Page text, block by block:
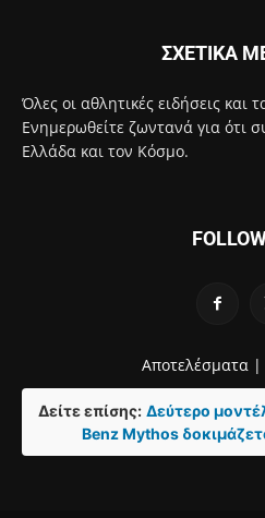
ΣΧΕΤΙΚΑ
Όλες οι αθλητικές ειδήσεις και
Ενημερωθείτε ζωντανά για ότι
Ελλάδα και τον Κόσμο.
Αποτελέσματα |
Δείτε επίσης: Δεύτερο
Benz Mythos